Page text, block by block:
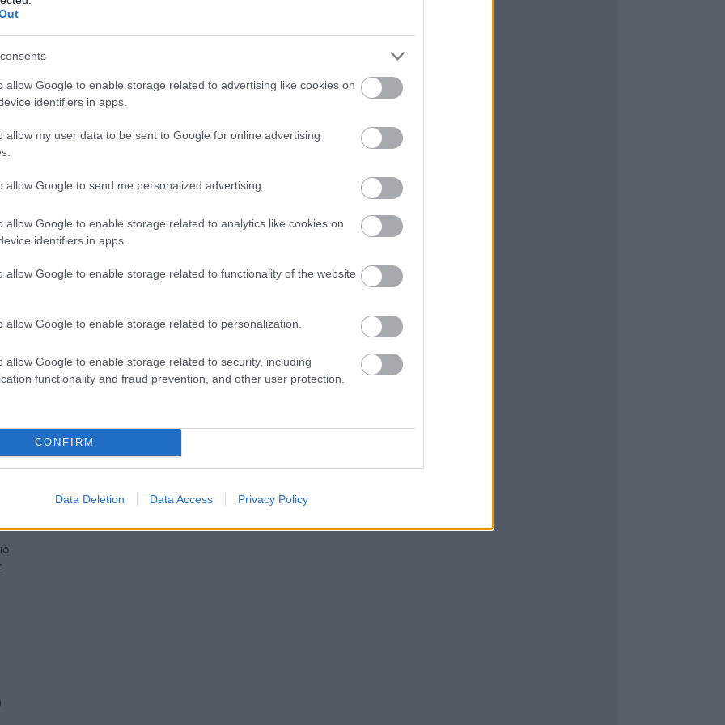
allow Google to enable storage related to advertising like cookies on
identifiers in apps.
allow my user data to be sent to Google for online advertising
allow Google to send me personalized advertising.
allow Google to enable storage related to analytics like cookies on
identifiers in apps.
allow Google to enable storage related to functionality of the website
allow Google to enable storage related to personalization.
allow Google to enable storage related to security, including
functionality and fraud prevention, and other user protection.
CONFIRM
Data Deletion Data Access Privacy Policy
)
tisztán!
Reactor:@Kovacs Nocraft Jozsefne: Pont ez
a lényeg :))) Ha elég forró a cuccos, akkor a
2023.07.29. 22:19
Utolsó 20
BLOGAJÁNLÓ
Critical Biomass
RSS 2.0
Atom
bejegyzések,kommentek